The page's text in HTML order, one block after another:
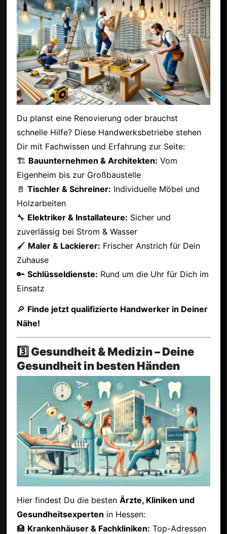
Du planst eine Renovierung oder brauchst
schnelle Hilfe? Diese Handwerksbetriebe stehen
Dir mit Fachwissen und Erfahrung zur Seite:
🏗 Bauunternehmen & Architekten: Vom
Eigenheim bis zur Großbaustelle
🚪 Tischler & Schreiner: Individuelle Möbel und
Holzarbeiten
🔧 Elektriker & Installateure: Sicher und
zuverlässig bei Strom & Wasser
🖌 Maler & Lackierer: Frischer Anstrich für Dein
Zuhause
🔑 Schlüsseldienste: Rund um die Uhr für Dich im
Einsatz
🔎 Finde jetzt qualifizierte Handwerker in Deiner
Nähe!
3️⃣ Gesundheit & Medizin – Deine
Gesundheit in besten Händen
Hier findest Du die besten Ärzte, Kliniken und
Gesundheitsexperten in Hessen:
🏥 Krankenhäuser & Fachkliniken: Top-Adressen